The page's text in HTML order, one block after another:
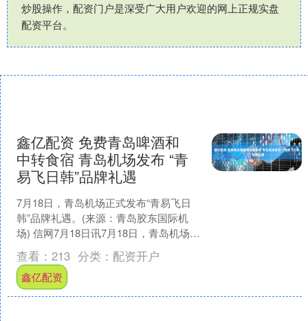
炒股操作，配资门户是深受广大用户欢迎的网上正规实盘
配资平台。
鑫亿配资 免费青岛啤酒和
中转食宿 青岛机场发布 “青
易飞日韩”品牌礼遇
7月18日，青岛机场正式发布“青易飞日
韩”品牌礼遇。(来源：青岛胶东国际机
场) 信网7月18日讯7月18日，青岛机场正
式发布“青易飞日韩”品牌礼遇，深化“中
转日....
查看： 213 分类： 配资开户
鑫亿配资